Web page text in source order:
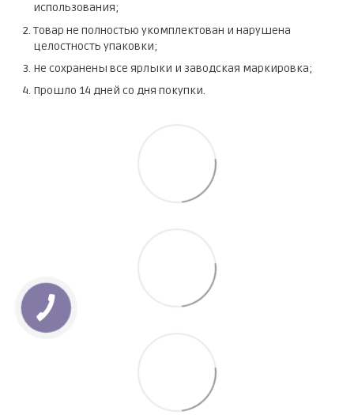
использования;
Товар не полностью укомплектован и нарушена
целостность упаковки;
Не сохранены все ярлыки и заводская маркировка;
Прошло 14 дней со дня покупки.